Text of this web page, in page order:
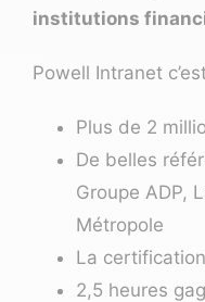
institutions
Powell Intranet
Plus de 2
De belles
Groupe ADP,
Métropole
La
2,5 heures